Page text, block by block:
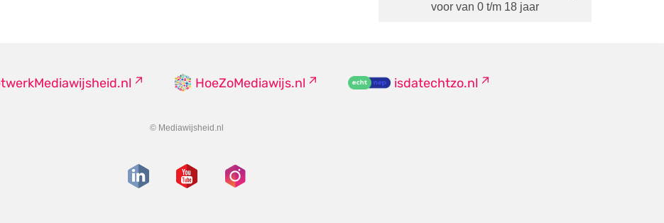
voor van 0 t/m 18 jaar
HoeZoMediawijs.nl isdatechtzo.nl
© Mediawijsheid.nl